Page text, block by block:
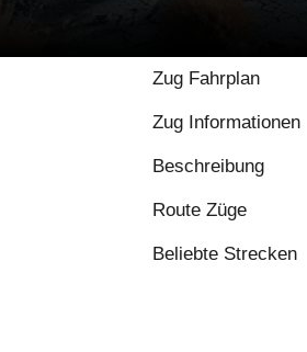
Zug Fahrplan
Zug Informationen
Beschreibung
Route Züge
Beliebte Strecken